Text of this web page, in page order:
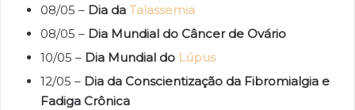
08/05 – Dia da Talassemia
08/05 – Dia Mundial do Câncer de Ovário
10/05 – Dia Mundial do Lúpus
12/05 – Dia da Conscientização da Fibromialgia e
Fadiga Crônica